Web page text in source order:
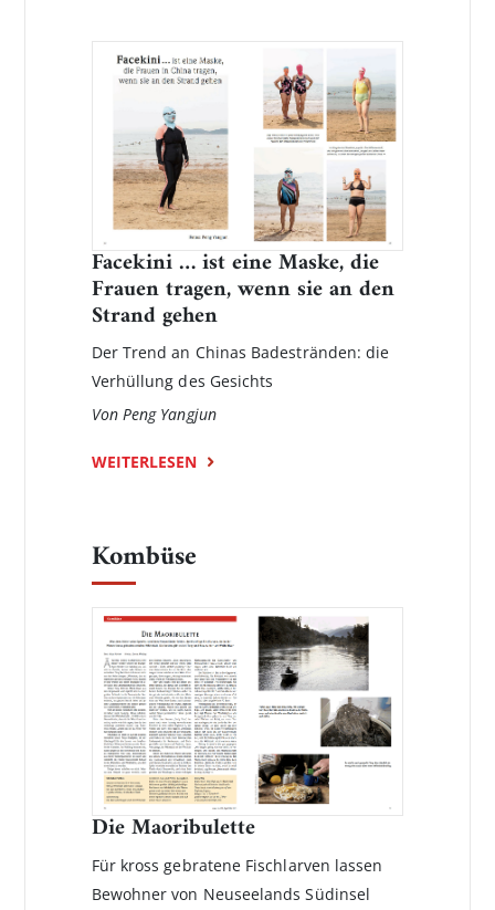
Facekini … ist eine Maske, die
Frauen tragen, wenn sie an den
Strand gehen
Der Trend an Chinas Badestränden: die
Verhüllung des Gesichts
Von Peng Yangjun
WEITERLESEN
Kombüse
Die Maoribulette
Für kross gebratene Fischlarven lassen
Bewohner von Neuseelands Südinsel